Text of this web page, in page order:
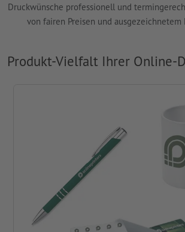
Druckwünsche professionell und
von fairen Preisen und ausgezeichnetem
Produkt-Vielfalt Ihrer Online-